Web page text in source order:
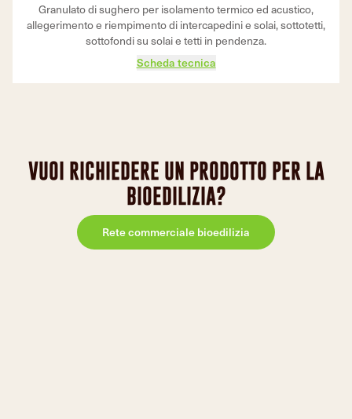
Granulato di sughero per isolamento termico ed acustico,
allegerimento e riempimento di intercapedini e solai, sottotetti,
sottofondi su solai e tetti in pendenza.
Scheda tecnica
VUOI RICHIEDERE UN PRODOTTO PER LA
BIOEDILIZIA?
Rete commerciale bioedilizia